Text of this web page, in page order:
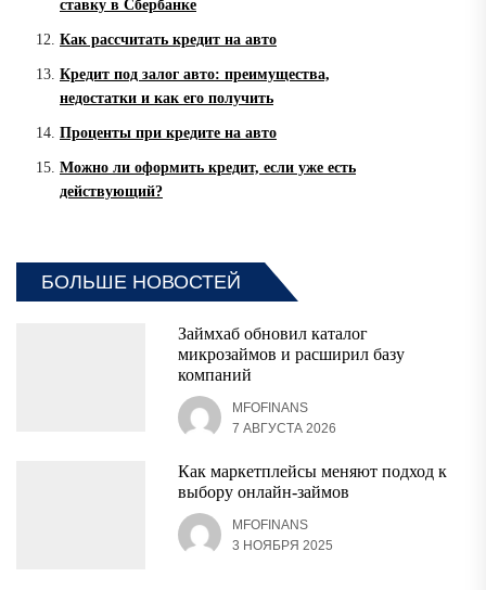
ставку в Сбербанке
Как рассчитать кредит на авто
Кредит под залог авто: преимущества,
недостатки и как его получить
Проценты при кредите на авто
Можно ли оформить кредит, если уже есть
действующий?
БОЛЬШЕ НОВОСТЕЙ
Займхаб обновил каталог
микрозаймов и расширил базу
компаний
MFOFINANS
7 АВГУСТА 2026
Как маркетплейсы меняют подход к
выбору онлайн-займов
MFOFINANS
3 НОЯБРЯ 2025